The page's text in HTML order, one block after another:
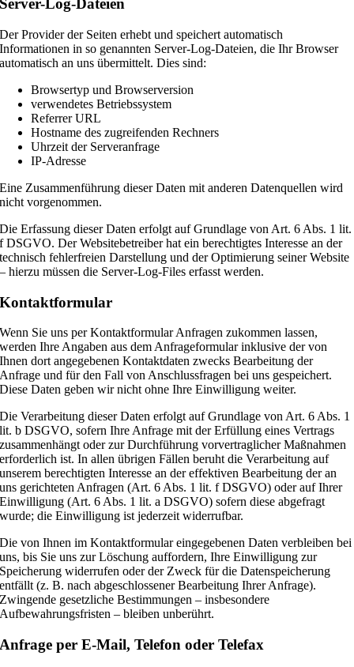
Server-Log-Dateien
Der Provider der Seiten erhebt und speichert automatisch
Informationen in so genannten Server-Log-Dateien, die Ihr Browser
automatisch an uns übermittelt. Dies sind:
Browsertyp und Browserversion
verwendetes Betriebssystem
Referrer URL
Hostname des zugreifenden Rechners
Uhrzeit der Serveranfrage
IP-Adresse
Eine Zusammenführung dieser Daten mit anderen Datenquellen wird
nicht vorgenommen.
Die Erfassung dieser Daten erfolgt auf Grundlage von Art. 6 Abs. 1 lit.
f DSGVO. Der Websitebetreiber hat ein berechtigtes Interesse an der
technisch fehlerfreien Darstellung und der Optimierung seiner Website
– hierzu müssen die Server-Log-Files erfasst werden.
Kontaktformular
Wenn Sie uns per Kontaktformular Anfragen zukommen lassen,
werden Ihre Angaben aus dem Anfrageformular inklusive der von
Ihnen dort angegebenen Kontaktdaten zwecks Bearbeitung der
Anfrage und für den Fall von Anschlussfragen bei uns gespeichert.
Diese Daten geben wir nicht ohne Ihre Einwilligung weiter.
Die Verarbeitung dieser Daten erfolgt auf Grundlage von Art. 6 Abs. 1
lit. b DSGVO, sofern Ihre Anfrage mit der Erfüllung eines Vertrags
zusammenhängt oder zur Durchführung vorvertraglicher Maßnahmen
erforderlich ist. In allen übrigen Fällen beruht die Verarbeitung auf
unserem berechtigten Interesse an der effektiven Bearbeitung der an
uns gerichteten Anfragen (Art. 6 Abs. 1 lit. f DSGVO) oder auf Ihrer
Einwilligung (Art. 6 Abs. 1 lit. a DSGVO) sofern diese abgefragt
wurde; die Einwilligung ist jederzeit widerrufbar.
Die von Ihnen im Kontaktformular eingegebenen Daten verbleiben bei
uns, bis Sie uns zur Löschung auffordern, Ihre Einwilligung zur
Speicherung widerrufen oder der Zweck für die Datenspeicherung
entfällt (z. B. nach abgeschlossener Bearbeitung Ihrer Anfrage).
Zwingende gesetzliche Bestimmungen – insbesondere
Aufbewahrungsfristen – bleiben unberührt.
Anfrage per E-Mail, Telefon oder Telefax